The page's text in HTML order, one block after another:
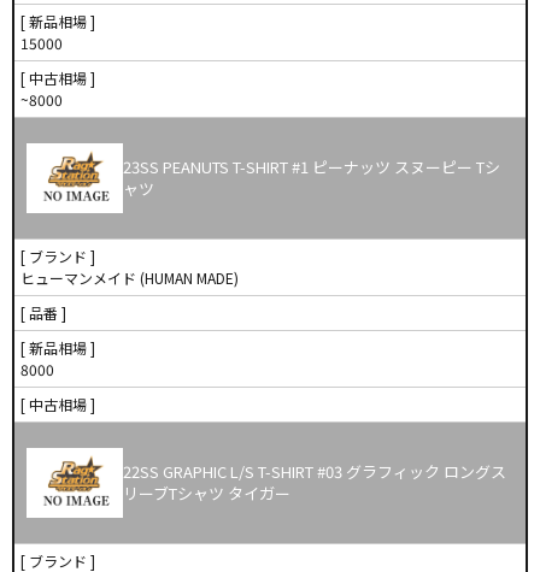
[ 新品相場 ]
15000
[ 中古相場 ]
~8000
23SS PEANUTS T-SHIRT #1 ピーナッツ スヌーピー Tシ
ャツ
[ ブランド ]
ヒューマンメイド (HUMAN MADE)
[ 品番 ]
[ 新品相場 ]
8000
[ 中古相場 ]
22SS GRAPHIC L/S T-SHIRT #03 グラフィック ロングス
リーブTシャツ タイガー
[ ブランド ]